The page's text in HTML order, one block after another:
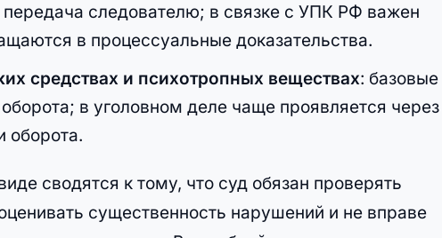
следователю; в связке с УПК РФ важен
в процессуальные доказательства.
средствах и психотропных веществах: базовые
в уголовном деле чаще проявляется через
оборота.
сводятся к тому, что суд обязан проверять
существенность нарушений и не вправе